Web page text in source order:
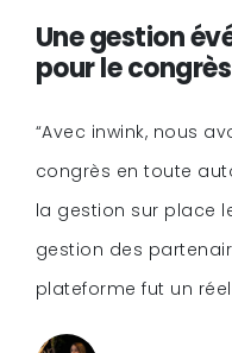
Une gestion
pour le
“Avec inwink, nous
congrès en toute
la gestion sur place
gestion des
plateforme fut un